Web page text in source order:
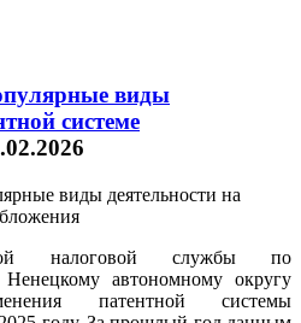
виды
системе
налоговой службы по
автономному округу
патентной системы